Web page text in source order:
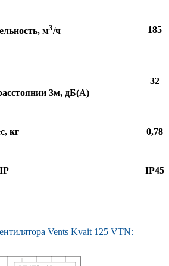
м3/ч 185
3м, дБ(А)
32
кг 0,78
IP IP45
Vents Kvait 125 VTN: